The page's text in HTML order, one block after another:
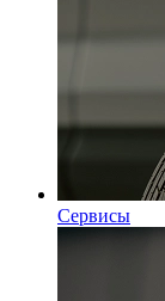
Сервисы